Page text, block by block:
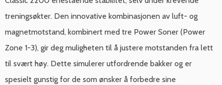
treningsøkter. Den innovative kombinasjonen av luft- og
magnetmotstand, kombinert med tre Power Soner (Power
Zone 1-3), gir deg muligheten til å justere motstanden fra lett
til svært høy. Dette simulerer utfordrende bakker og er
spesielt gunstig for de som ønsker å forbedre sine